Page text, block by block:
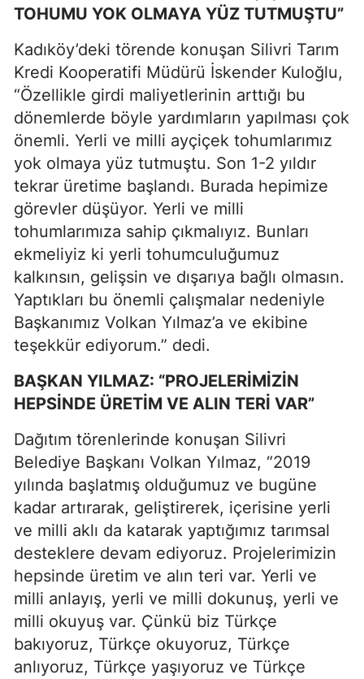
TOHUMU YOK OLMAYA YÜZ TUTMUŞTU”
Kadıköy’deki törende konuşan Silivri Tarım
Kredi Kooperatifi Müdürü İskender Kuloğlu,
“Özellikle girdi maliyetlerinin arttığı bu
dönemlerde böyle yardımların yapılması çok
önemli. Yerli ve milli ayçiçek tohumlarımız
yok olmaya yüz tutmuştu. Son 1-2 yıldır
tekrar üretime başlandı. Burada hepimize
görevler düşüyor. Yerli ve milli
tohumlarımıza sahip çıkmalıyız. Bunları
ekmeliyiz ki yerli tohumculuğumuz
kalkınsın, gelişsin ve dışarıya bağlı olmasın.
Yaptıkları bu önemli çalışmalar nedeniyle
Başkanımız Volkan Yılmaz’a ve ekibine
teşekkür ediyorum.” dedi.
BAŞKAN YILMAZ: “PROJELERİMİZİN
HEPSİNDE ÜRETİM VE ALIN TERİ VAR”
Dağıtım törenlerinde konuşan Silivri
Belediye Başkanı Volkan Yılmaz, “2019
yılında başlatmış olduğumuz ve bugüne
kadar artırarak, geliştirerek, içerisine yerli
ve milli aklı da katarak yaptığımız tarımsal
desteklere devam ediyoruz. Projelerimizin
hepsinde üretim ve alın teri var. Yerli ve
milli anlayış, yerli ve milli dokunuş, yerli ve
milli okuyuş var. Çünkü biz Türkçe
bakıyoruz, Türkçe okuyoruz, Türkçe
anlıyoruz, Türkçe yaşıyoruz ve Türkçe